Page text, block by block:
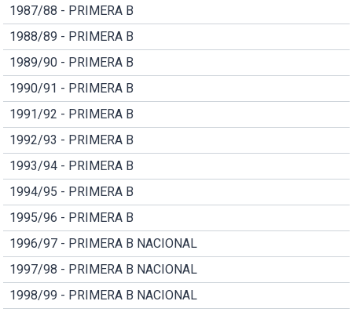
1987/88 - PRIMERA B
1988/89 - PRIMERA B
1989/90 - PRIMERA B
1990/91 - PRIMERA B
1991/92 - PRIMERA B
1992/93 - PRIMERA B
1993/94 - PRIMERA B
1994/95 - PRIMERA B
1995/96 - PRIMERA B
1996/97 - PRIMERA B NACIONAL
1997/98 - PRIMERA B NACIONAL
1998/99 - PRIMERA B NACIONAL